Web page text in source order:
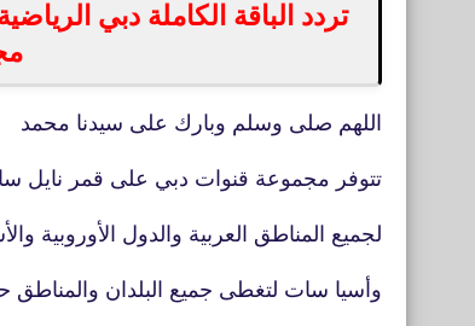
اللهم صلى وسلم وبارك على سيدنا محمد
تتوفر مجموعة قنوات دبي على قمر نايل
لجميع المناطق العربية والدول الأوروبية
وأسيا سات لتغطى جميع البلدان والمناطق